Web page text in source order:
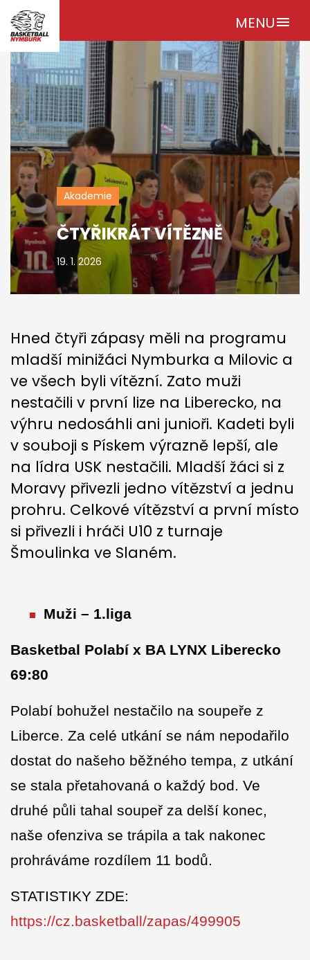
MENUmenu
Akademie
​ČTYŘIKRÁT VÍTĚZNĚ
19. 1. 2026
Hned čtyři zápasy měli na programu
mladší minižáci Nymburka a Milovic a
ve všech byli vítězní. Zato muži
nestačili v první lize na Liberecko, na
výhru nedosáhli ani junioři. Kadeti byli
v souboji s Pískem výrazně lepší, ale
na lídra USK nestačili. Mladší žáci si z
Moravy přivezli jedno vítězství a jednu
prohru. Celkové vítězství a první místo
si přivezli i hráči U10 z turnaje
Šmoulinka ve Slaném.
Muži – 1.liga
Basketbal Polabí x BA LYNX Liberecko
69:80
Polabí bohužel nestačilo na soupeře z
Liberce. Za celé utkání se nám nepodařilo
dostat do našeho běžného tempa, z utkání
se stala přetahovaná o každý bod. Ve
druhé půli tahal soupeř za delší konec,
naše ofenziva se trápila a tak nakonec
prohráváme rozdílem 11 bodů.
STATISTIKY ZDE:
https://cz.basketball/zapas/499905